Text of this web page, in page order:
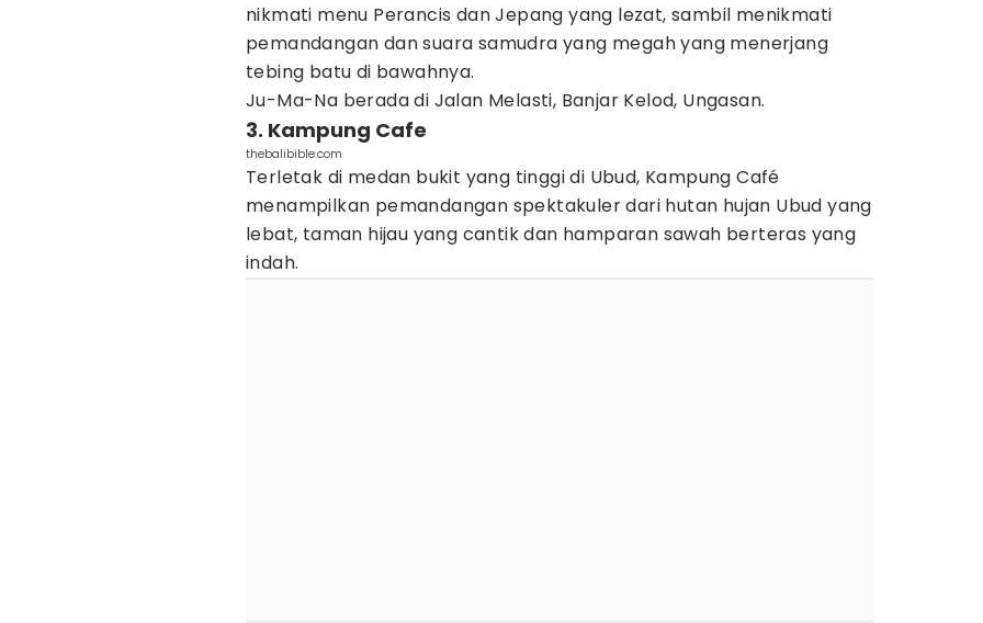
nikmati menu Perancis dan Jepang yang lezat, sambil menikmati
pemandangan dan suara samudra yang megah yang menerjang
tebing batu di bawahnya.
Ju-Ma-Na berada di Jalan Melasti, Banjar Kelod, Ungasan.
3. Kampung Cafe
thebalibible.com
Terletak di medan bukit yang tinggi di Ubud, Kampung Café
menampilkan pemandangan spektakuler dari hutan hujan Ubud yang
lebat, taman hijau yang cantik dan hamparan sawah berteras yang
indah.